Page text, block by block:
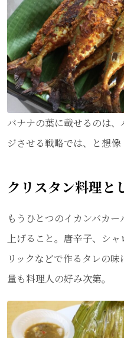
バナナの葉に載せるのは
ジさせる戦略では、と想像
クリスタン料理と
もうひとつのイカンバカ
上げること。唐辛子、シ
リックなどで作るタレの
量も料理人の好み次第。